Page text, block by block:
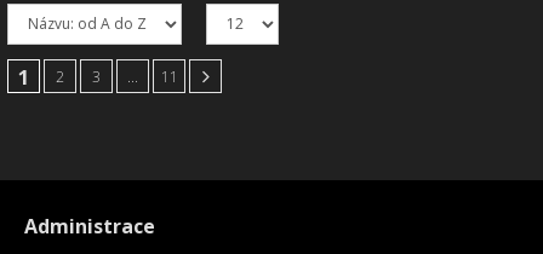
1 2 3 ... 11
Administrace